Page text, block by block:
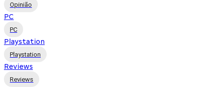
Opinião
PC
PC
Playstation
Playstation
Reviews
Reviews